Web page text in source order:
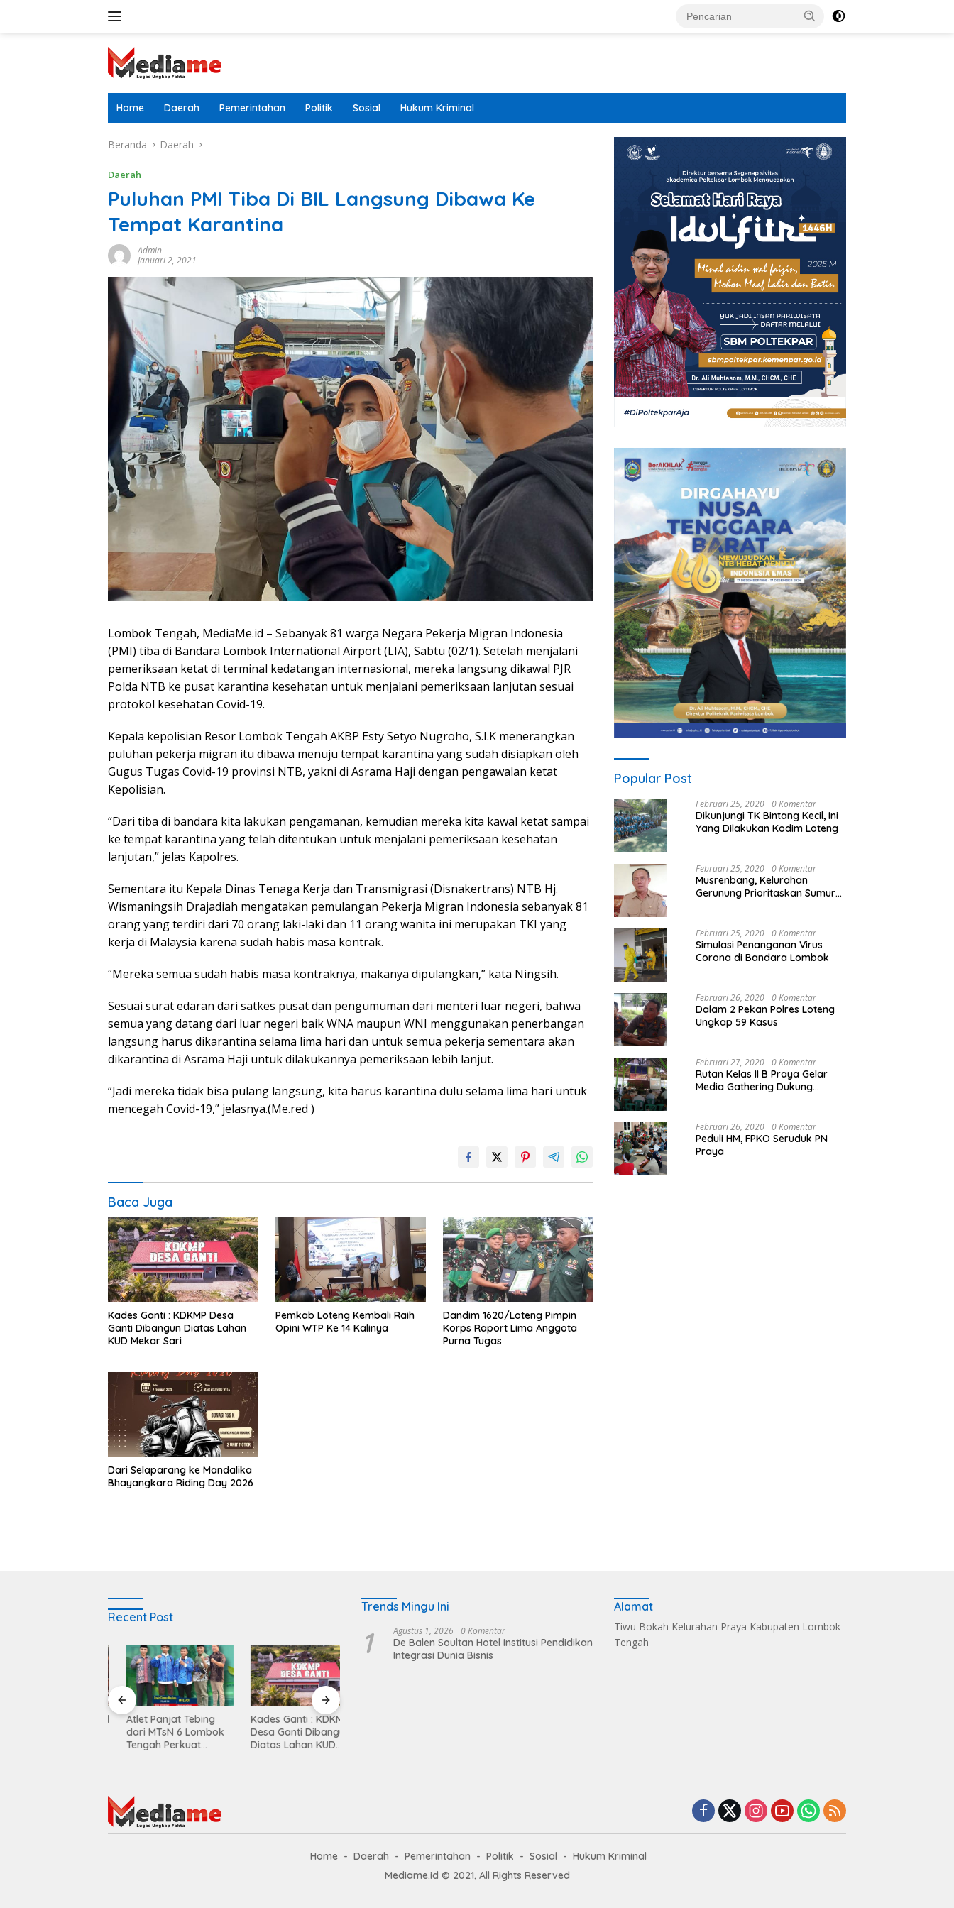
Home Daerah Pemerintahan Politik Sosial Hukum Kriminal
Beranda Daerah
Daerah
Puluhan PMI Tiba Di BIL Langsung Dibawa Ke
Tempat Karantina
Admin
Januari 2, 2021
Lombok Tengah, MediaMe.id – Sebanyak 81 warga Negara Pekerja Migran Indonesia
(PMI) tiba di Bandara Lombok International Airport (LIA), Sabtu (02/1). Setelah menjalani
pemeriksaan ketat di terminal kedatangan internasional, mereka langsung dikawal PJR
Polda NTB ke pusat karantina kesehatan untuk menjalani pemeriksaan lanjutan sesuai
protokol kesehatan Covid-19.
Kepala kepolisian Resor Lombok Tengah AKBP Esty Setyo Nugroho, S.I.K menerangkan
puluhan pekerja migran itu dibawa menuju tempat karantina yang sudah disiapkan oleh
Gugus Tugas Covid-19 provinsi NTB, yakni di Asrama Haji dengan pengawalan ketat
Kepolisian.
“Dari tiba di bandara kita lakukan pengamanan, kemudian mereka kita kawal ketat sampai
ke tempat karantina yang telah ditentukan untuk menjalani pemeriksaan kesehatan
lanjutan,” jelas Kapolres.
Sementara itu Kepala Dinas Tenaga Kerja dan Transmigrasi (Disnakertrans) NTB Hj.
Wismaningsih Drajadiah mengatakan pemulangan Pekerja Migran Indonesia sebanyak 81
orang yang terdiri dari 70 orang laki-laki dan 11 orang wanita ini merupakan TKI yang
kerja di Malaysia karena sudah habis masa kontrak.
“Mereka semua sudah habis masa kontraknya, makanya dipulangkan,” kata Ningsih.
Sesuai surat edaran dari satkes pusat dan pengumuman dari menteri luar negeri, bahwa
semua yang datang dari luar negeri baik WNA maupun WNI menggunakan penerbangan
langsung harus dikarantina selama lima hari dan untuk semua pekerja sementara akan
dikarantina di Asrama Haji untuk dilakukannya pemeriksaan lebih lanjut.
“Jadi mereka tidak bisa pulang langsung, kita harus karantina dulu selama lima hari untuk
mencegah Covid-19,” jelasnya.(Me.red )
Baca Juga
Kades Ganti : KDKMP Desa
Ganti Dibangun Diatas Lahan
KUD Mekar Sari
Pemkab Loteng Kembali Raih
Opini WTP Ke 14 Kalinya
Dandim 1620/Loteng Pimpin
Korps Raport Lima Anggota
Purna Tugas
‎Dari Selaparang ke Mandalika
Bhayangkara Riding Day 2026
Popular Post
Februari 25, 2020 0 Komentar
Dikunjungi TK Bintang Kecil, Ini
Yang Dilakukan Kodim Loteng
Februari 25, 2020 0 Komentar
Musrenbang, Kelurahan
Gerunung Prioritaskan Sumur
Februari 25, 2020 0 Komentar
Simulasi Penanganan Virus
Corona di Bandara Lombok
Februari 26, 2020 0 Komentar
Dalam 2 Pekan Polres Loteng
Ungkap 59 Kasus
Februari 27, 2020 0 Komentar
Rutan Kelas II B Praya Gelar
Media Gathering Dukung
Februari 26, 2020 0 Komentar
Peduli HM, FPKO Seruduk PN
Praya
Recent Post
Atlet Panjat Tebing
dari MTsN 6 Lombok
Tengah Perkuat
Kades Ganti : KDKMP
Desa Ganti Dibangun
Diatas Lahan KUD
Trends Mingu Ini
1 Agustus 1, 2026 0 Komentar
De Balen Soultan Hotel Institusi Pendidikan
Integrasi Dunia Bisnis
Alamat
Tiwu Bokah Kelurahan Praya Kabupaten Lombok
Tengah
Home Daerah Pemerintahan Politik Sosial
Hukum Kriminal
Mediame.id © 2021, All Rights Reserved